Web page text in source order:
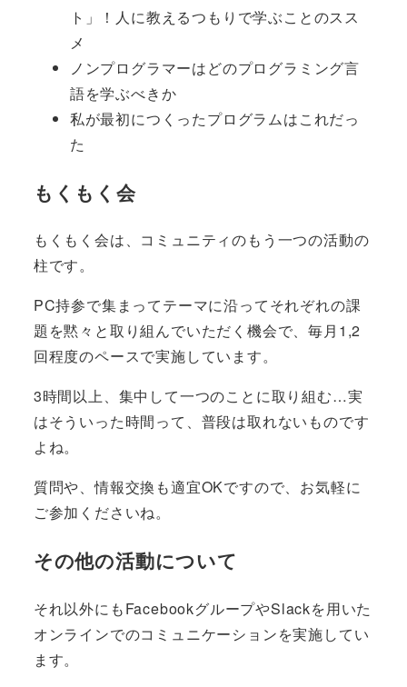
ト」！人に教えるつもりで学ぶことのスス
メ
ノンプログラマーはどのプログラミング言
語を学ぶべきか
私が最初につくったプログラムはこれだっ
た
もくもく会
もくもく会は、コミュニティのもう一つの活動の
柱です。
PC持参で集まってテーマに沿ってそれぞれの課
題を黙々と取り組んでいただく機会で、毎月1,2
回程度のペースで実施しています。
3時間以上、集中して一つのことに取り組む…実
はそういった時間って、普段は取れないものです
よね。
質問や、情報交換も適宜OKですので、お気軽に
ご参加くださいね。
その他の活動について
それ以外にもFacebookグループやSlackを用いた
オンラインでのコミュニケーションを実施してい
ます。